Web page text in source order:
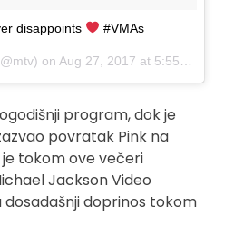
disappoints #VMAs
on Aug 27, 2017 at 5:55pm PDT
program, dok je
povratak Pink na
je tokom ove večeri
Jackson Video
dosadašnji doprinos tokom